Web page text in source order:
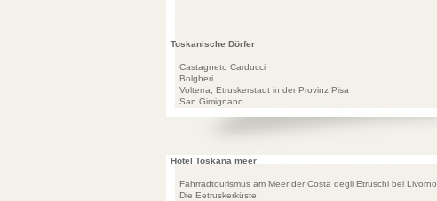
Toskanische Dörfer
Castagneto Carducci
Bolgheri
Volterra, Etruskerstadt in der Provinz Pisa
San Gimignano
Hotel Toskana meer
Fahrradtourismus am Meer der Costa degli Etruschi bei Livorno
Die Eetruskerküste